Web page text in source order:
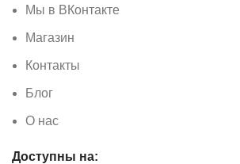
Мы в ВКонтакте
Магазин
Контакты
Блог
О нас
Доступны на: